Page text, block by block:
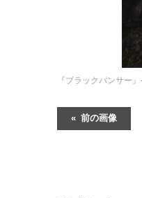
『ブラックパンサー
前の画像